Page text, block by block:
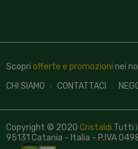
Scopri offerte e promozioni nei
CHI SIAMO
CONTATTACI
Copyright © 2020 Cristaldi Tutti i
95131 Catania - Italia - P.IVA